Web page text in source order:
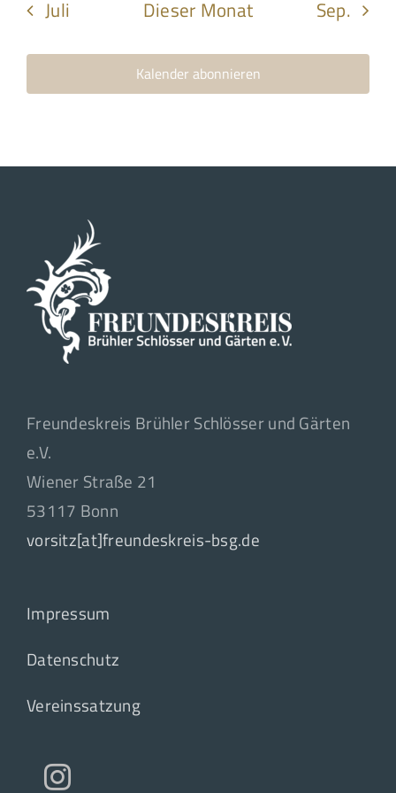
Juli Dieser Monat Sep.
Kalender abonnieren
Freundeskreis Brühler Schlösser und Gärten
e.V.
Wiener Straße 21
53117 Bonn
vorsitz[at]freundeskreis-bsg.de
Impressum
Datenschutz
Vereinssatzung